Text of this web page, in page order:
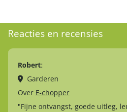
Reacties en recensies
Robert:
Garderen
Over E-chopper
"Fijne ontvangst, goede uitleg,